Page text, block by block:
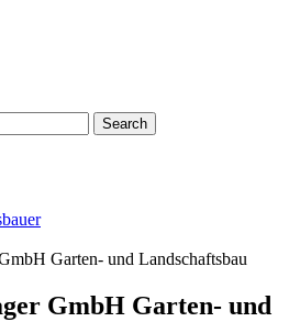
Search
Garten- und Landschaftsbau
GmbH Garten- und